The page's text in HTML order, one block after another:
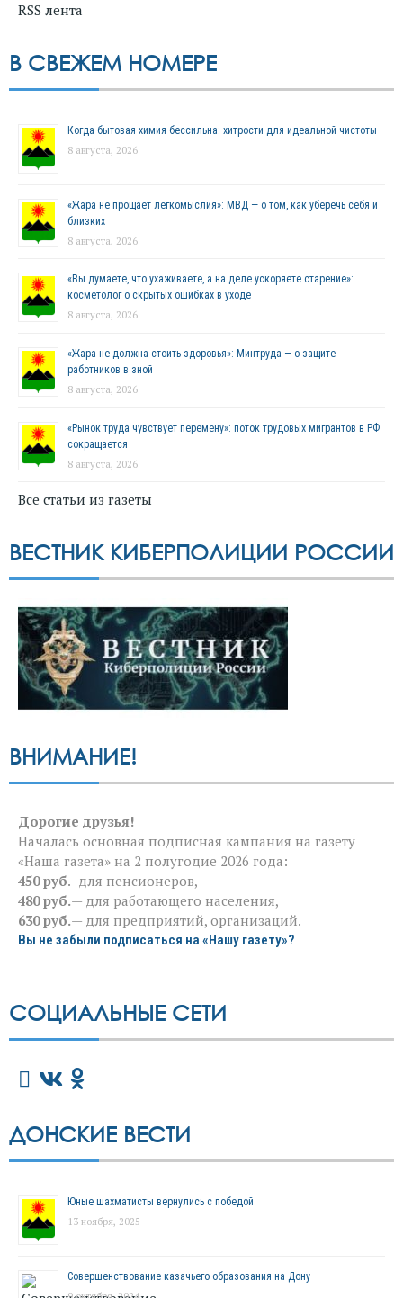
RSS лента
В СВЕЖЕМ НОМЕРЕ
Когда бытовая химия бессильна: хитрости для идеальной чистоты
8 августа, 2026
«Жара не прощает легкомыслия»: МВД — о том, как уберечь себя и
близких
8 августа, 2026
«Вы думаете, что ухаживаете, а на деле ускоряете старение»:
косметолог о скрытых ошибках в уходе
8 августа, 2026
«Жара не должна стоить здоровья»: Минтруда — о защите
работников в зной
8 августа, 2026
«Рынок труда чувствует перемену»: поток трудовых мигрантов в РФ
сокращается
8 августа, 2026
Все статьи из газеты
ВЕСТНИК КИБЕРПОЛИЦИИ РОССИИ
ВНИМАНИЕ!
Дорогие друзья!
Началась основная подписная кампания на газету
«Наша газета» на 2 полугодие 2026 года:
450 руб.- для пенсионеров,
480 руб.— для работающего населения,
630 руб.— для предприятий, организаций.
Вы не забыли подписаться на «Нашу газету»?
СОЦИАЛЬНЫЕ СЕТИ
ДОНСКИЕ ВЕСТИ
Юные шахматисты вернулись с победой
13 ноября, 2025
Совершенствование казачьего образования на Дону